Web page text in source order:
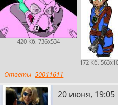
420 Кб, 736x534
172 Кб,
Ответы 50011611
13
20 июня, 19:05